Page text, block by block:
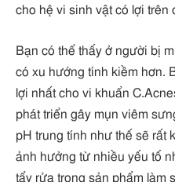
cho hệ vi sinh vật có lợi trên
Bạn có thể thấy ở người bị
có xu hướng tính kiềm hơn.
lợi nhất cho vi khuẩn
phát triển gây mụn viêm
pH trung tính như thế sẽ rất
ảnh hưởng từ nhiều yếu tố
tẩy rửa trong sản phẩm làm